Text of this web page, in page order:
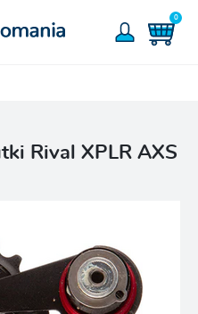
0
Rival XPLR AXS